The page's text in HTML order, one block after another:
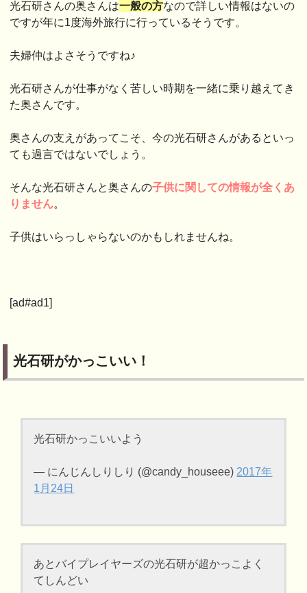
光石研さんの奥さんは一般の方なので詳しい情報はないの
ですが年に1度海外旅行に行っているそうです。
夫婦仲はよさそうですね♪
光石研さんが仕事がなく苦しい時期を一緒に乗り越えてき
た奥さんです。
奥さんの支えがあってこそ、今の光石研さんがあるといっ
ても過言ではないでしょう。
そんな光石研さんと奥さんの子供に関しての情報が全くあ
りません。
子供はいらっしゃらないのかもしれませんね。
[ad#ad1]
光石研がかっこいい！
光石研かっこいいよう
— にんじんしりしり (@candy_houseee) 2017年
1月24日
あとバイプレイヤーズの光石研が超かっこよく
てしんどい